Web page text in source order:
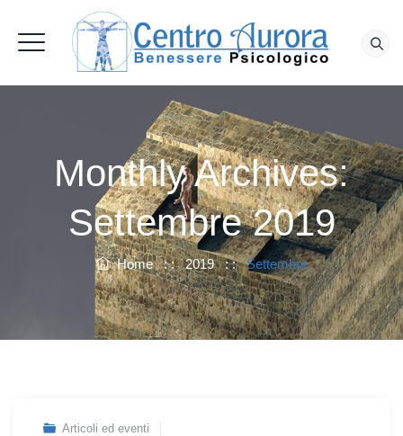
Monthly Archives:
Settembre 2019
Home: :2019: :Settembre
Articoli ed eventi